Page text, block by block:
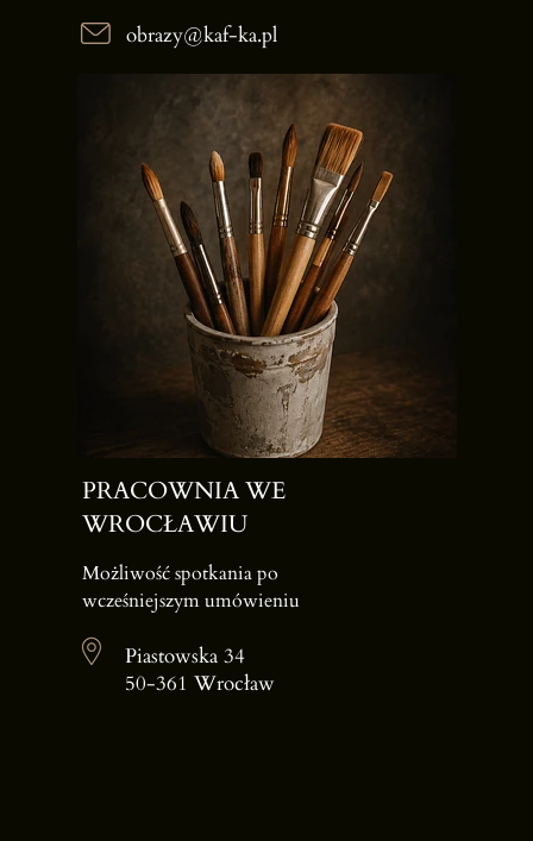
Możliwość spotkania po
wcześniejszym umówieniu
PRACOWNIA WE
WROCŁAWIU
Piastowska 34
50-361 Wrocław
obrazy@kaf-ka.pl